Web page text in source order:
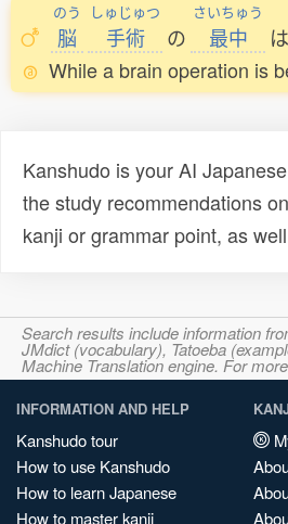
のう
脳
しゅじゅつ
手術 の
さいちゅう
最中 は
While a brain operation is
Kanshudo is your AI
the study recommendations
kanji or grammar point, as
Search results include information
JMdict (vocabulary), Tatoeba
Machine Translation engine. For
INFORMATION AND HELP
Kanshudo tour
How to use Kanshudo
How to learn Japanese
How to master kanji